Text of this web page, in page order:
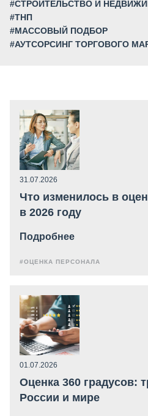
#СТРОИТЕЛЬСТВО И
#ТНП
#МАССОВЫЙ ПОДБОР
#АУТСОРСИНГ ТОРГОВОГО
31.07.2026
Что изменилось в
в 2026 году
Подробнее
#ОЦЕНКА ПЕРСОНАЛА
01.07.2026
Оценка 360 градусов:
России и мире